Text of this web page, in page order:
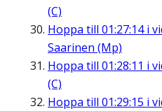
(C)
Hoppa till 01:27:14i
Saarinen (Mp)
Hoppa till 01:28:11 i
(C)
Hoppa till 01:29:15 i